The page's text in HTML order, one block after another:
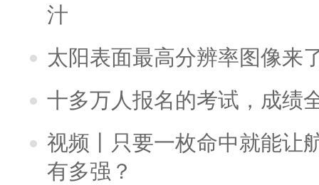
汁
太阳表面最高分辨率图像来
十多万人报名的考试，成绩
视频丨只要一枚命中就能让
有多强？